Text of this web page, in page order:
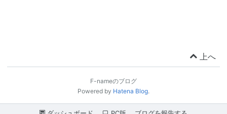
上へ
F-nameのブログ
Powered by Hatena Blog.